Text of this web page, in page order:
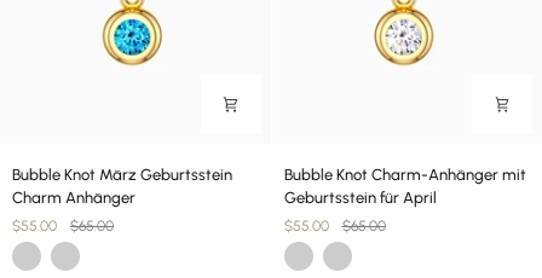
Bubble
Knot
März
Geburtsstein
Charm
Bubble Knot März Geburtsstein
Charm Anhänger
$55.00 $65.00
Gold Silber
Bubble
Knot
Charm-
Anhänger
mit
Bubble Knot Charm-Anhänger mit
Geburtsstein für April
$55.00 $65.00
Gold Silber